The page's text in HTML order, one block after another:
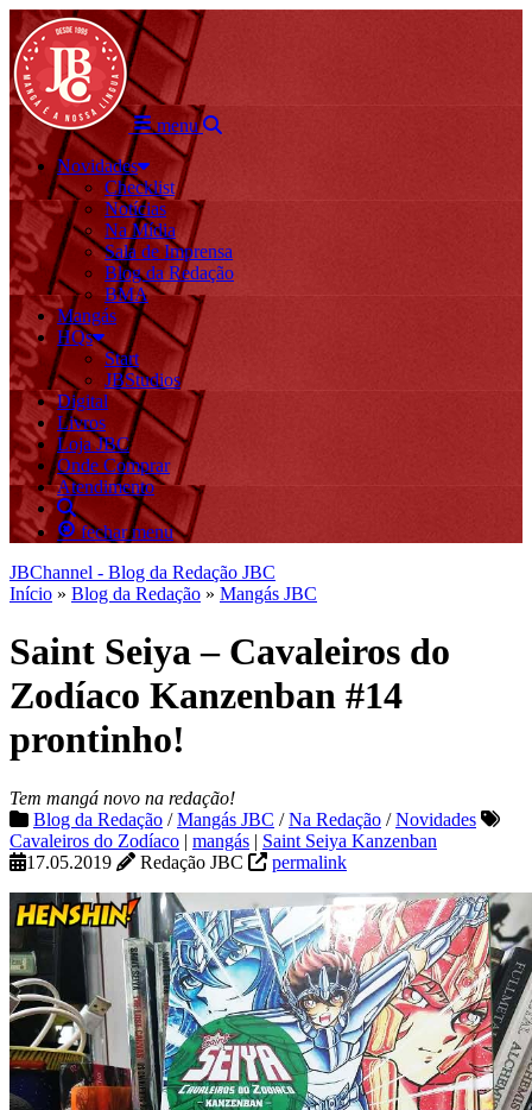
menu
Novidades
Checklist
Notícias
Na Mídia
Sala de Imprensa
Blog da Redação
BMA
Mangás
HQs
Start
JBStudios
Digital
Livros
Loja JBC
Onde Comprar
Atendimento
fechar menu
JBChannel - Blog da Redação JBC
Início » Blog da Redação » Mangás JBC
Saint Seiya – Cavaleiros do
Zodíaco Kanzenban #14
prontinho!
Tem mangá novo na redação!
Blog da Redação /Mangás JBC /Na Redação /Novidades
Cavaleiros do Zodíaco | mangás | Saint Seiya Kanzenban
17.05.2019
Redação JBC permalink